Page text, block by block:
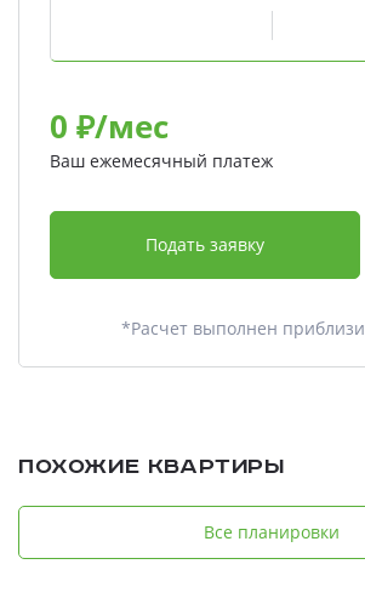
0 ₽/мес
Ваш ежемесячный платеж
Подать заявку
*Расчет выполнен
Похожие квартиры
Все планировки